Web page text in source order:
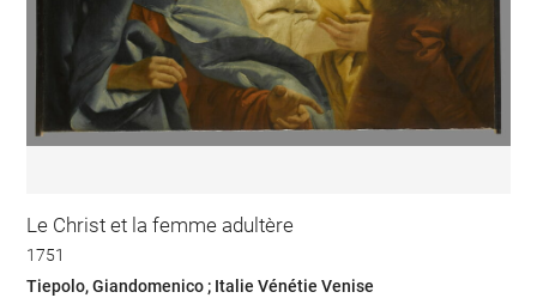
Le Christ et la femme adultère
1751
Tiepolo, Giandomenico ; Italie Vénétie Venise